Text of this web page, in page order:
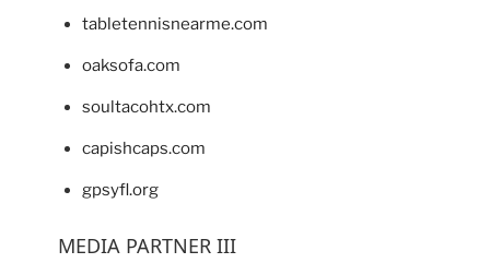
tabletennisnearme.com
oaksofa.com
soultacohtx.com
capishcaps.com
gpsyfl.org
MEDIA PARTNER III